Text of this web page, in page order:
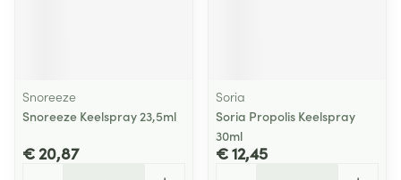
Snoreeze
Snoreeze Keelspray 23,5ml
€ 20,87
Soria
Soria Propolis Keelspray
30ml
€ 12,45